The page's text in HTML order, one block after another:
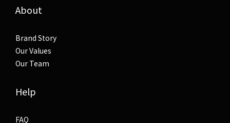
About
Brand Story
Our Values
Our Team
Help
FAQ